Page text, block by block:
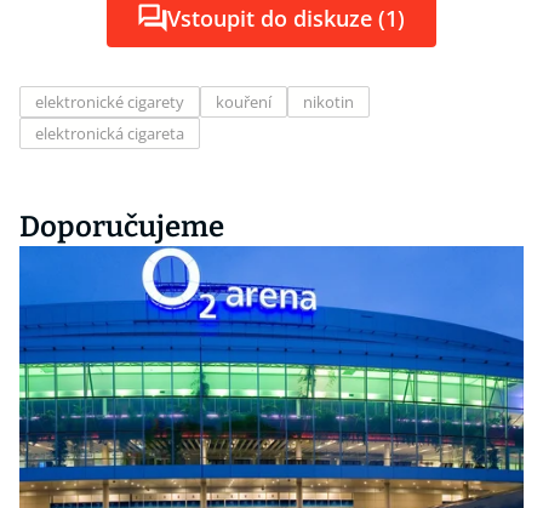
Vstoupit do diskuze (1)
elektronické cigarety kouření
nikotin
elektronická cigareta
Doporučujeme